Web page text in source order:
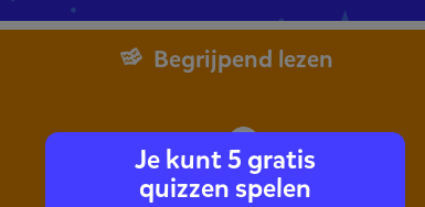
Begrijpend lezen
Je kunt 5 gratis
quizzen spelen